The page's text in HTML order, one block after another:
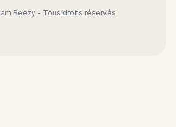
Beezy - Tous droits réservés